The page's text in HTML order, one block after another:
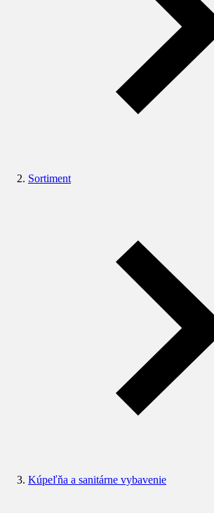
Sortiment
Kúpeľňa a sanitárne vybavenie